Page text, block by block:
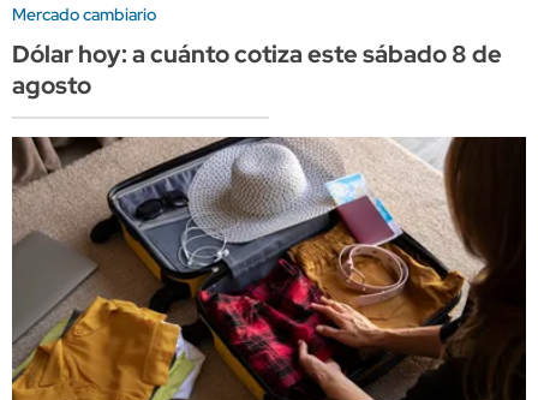
Mercado cambiario
Dólar hoy: a cuánto cotiza este sábado 8 de
agosto